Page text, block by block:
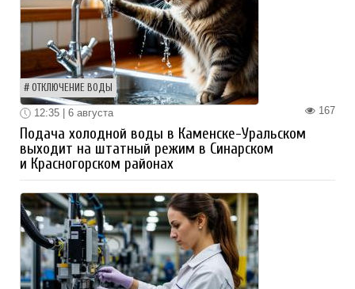
ОТКЛЮЧЕНИЕ ВОДЫ
167
12:35 | 6 августа
Подача холодной воды в Каменске-Уральском
выходит на штатный режим в Синарском
и Красногорском районах